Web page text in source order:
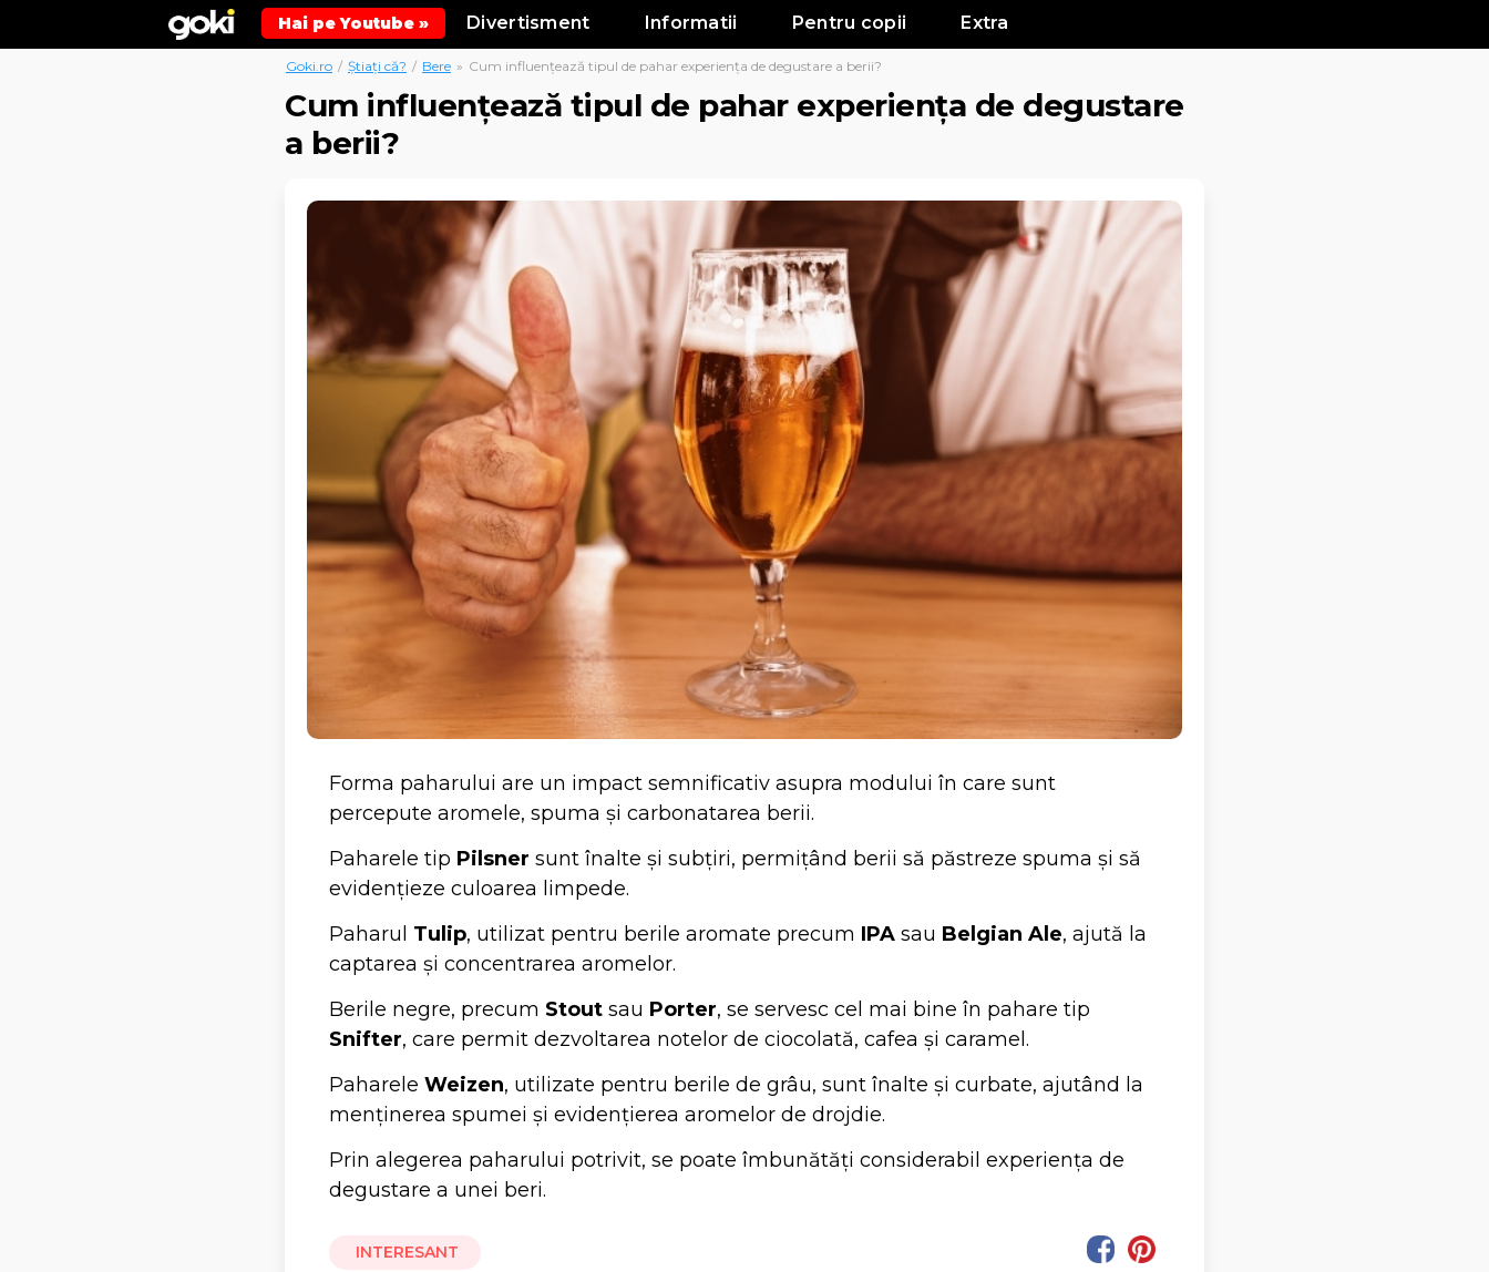
Hai pe Youtube » Divertisment Informatii Pentru copii Extra
Goki.ro / Știați că? / Bere » Cum influențează tipul de pahar experiența de degustare a berii?
Cum influențează tipul de pahar experiența de degustare
a berii?
Forma paharului are un impact semnificativ asupra modului în care sunt
percepute aromele, spuma și carbonatarea berii.
Paharele tip Pilsner sunt înalte și subțiri, permițând berii să păstreze spuma și să
evidențieze culoarea limpede.
Paharul Tulip, utilizat pentru berile aromate precum IPA sau Belgian Ale, ajută la
captarea și concentrarea aromelor.
Berile negre, precum Stout sau Porter, se servesc cel mai bine în pahare tip
Snifter, care permit dezvoltarea notelor de ciocolată, cafea și caramel.
Paharele Weizen, utilizate pentru berile de grâu, sunt înalte și curbate, ajutând la
menținerea spumei și evidențierea aromelor de drojdie.
Prin alegerea paharului potrivit, se poate îmbunătăți considerabil experiența de
degustare a unei beri.
INTERESANT